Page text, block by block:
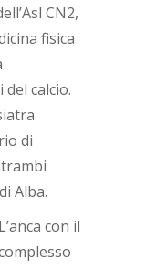
CN2,
fisica
calcio.
di
Alba.
con il